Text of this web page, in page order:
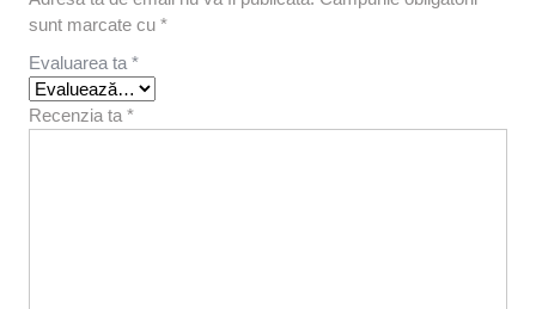
sunt marcate cu *
Evaluarea ta *
Recenzia ta *